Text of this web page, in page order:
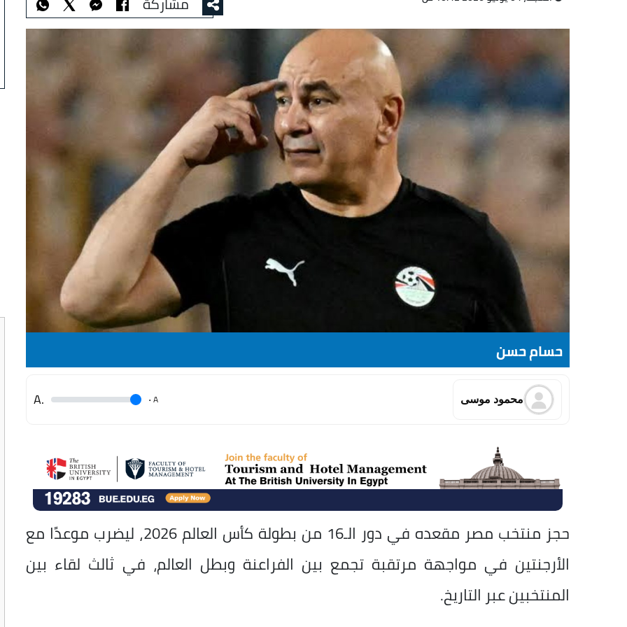
حسام حسن
محمود موسى A
.
.A
حجز منتخب مصر مقعده في دور الـ16 من بطولة كأس العالم 2026، ليضرب موعدًا مع
الأرجنتين في مواجهة مرتقبة تجمع بين الفراعنة وبطل العالم، في ثالث لقاء بين
المنتخبين عبر التاريخ.